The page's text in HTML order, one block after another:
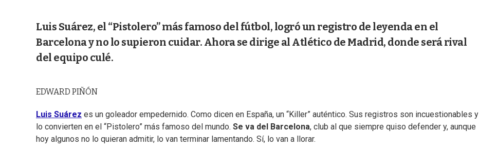
Luis Suárez, el “Pistolero” más famoso del fútbol, logró un registro de leyenda en el
Barcelona y no lo supieron cuidar. Ahora se dirige al Atlético de Madrid, donde será rival
del equipo culé.
EDWARD PIÑÓN
Luis Suárez es un goleador empedernido. Como dicen en España, un “Killer” auténtico. Sus registros son incuestionables y
lo convierten en el “Pistolero” más famoso del mundo. Se va del Barcelona, club al que siempre quiso defender y, aunque
hoy algunos no lo quieran admitir, lo van terminar lamentando. Sí, lo van a llorar.